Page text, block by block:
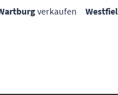
verkaufen